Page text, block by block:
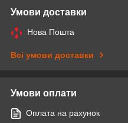
Умови доставки
Нова Пошта
Всі умови доставки
Умови оплати
Оплата на рахунок